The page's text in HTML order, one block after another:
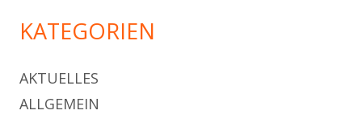
KATEGORIEN
AKTUELLES
ALLGEMEIN